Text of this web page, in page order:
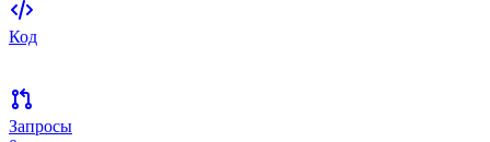
Код
Запросы